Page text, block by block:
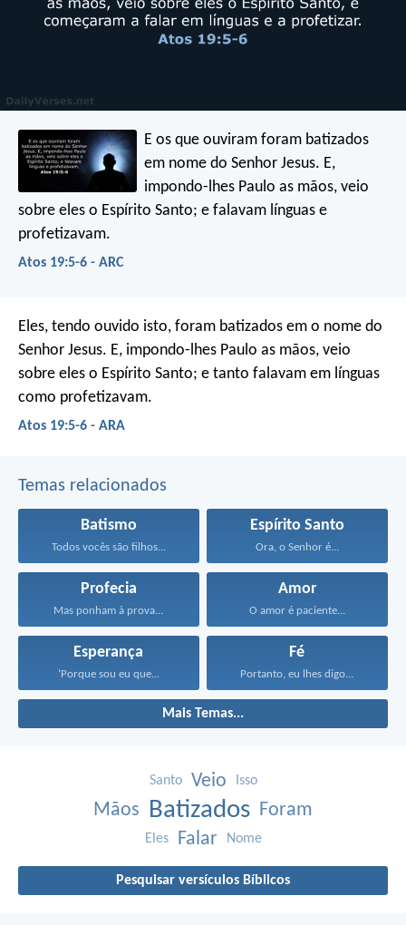
E os que ouviram foram batizados
em nome do Senhor Jesus. E,
impondo-lhes Paulo as mãos, veio
sobre eles o Espírito Santo; e falavam línguas e
profetizavam.
Atos 19:5-6 - ARC
Eles, tendo ouvido isto, foram batizados em o nome do
Senhor Jesus. E, impondo-lhes Paulo as mãos, veio
sobre eles o Espírito Santo; e tanto falavam em línguas
como profetizavam.
Atos 19:5-6 - ARA
Temas relacionados
Batismo
Todos vocês são filhos...
Espírito Santo
Ora, o Senhor é...
Profecia
Mas ponham à prova...
Amor
O amor é paciente...
Esperança
‘Porque sou eu que...
Fé
Portanto, eu lhes digo...
Mais Temas...
Santo Veio Isso
Mãos Batizados Foram
Eles Falar Nome
Pesquisar versículos Bíblicos